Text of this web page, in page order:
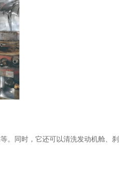
。同时，它还可以清洗发动机舱、